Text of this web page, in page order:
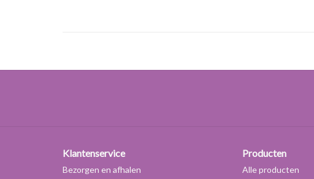
Klantenservice
Bezorgen en afhalen
Producten
Alle producten